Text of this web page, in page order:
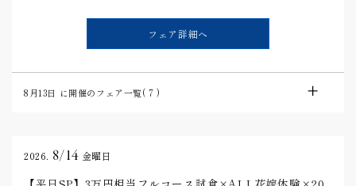
フェア詳細へ
8月13日 に開催のフェア一覧(7 )
2026. 8/14 金曜日